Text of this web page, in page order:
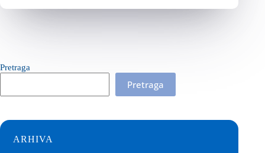
Pretraga
Pretraga
ARHIVA